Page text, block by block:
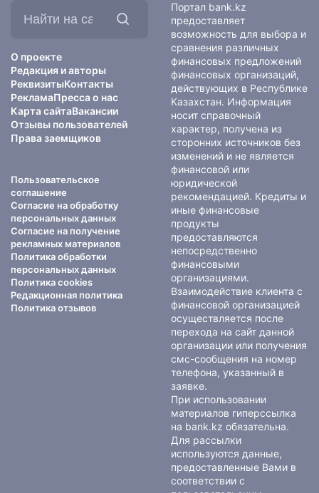
О проекте
Редакция и авторы
РеквизитыКонтакты
РекламаПресса о нас
Карта сайтаВакансии
Отзывы пользователей
Права заемщиков
Пользовательское
соглашение
Согласие на обработку
персональных данных
Согласие на получение
рекламных материалов
Политика обработки
персональных данных
Политика cookies
Редакционная политика
Политика отзывов
Портал bank.kz
предоставляет
возможность для выбора и
сравнения различных
финансовых предложений
финансовых организаций,
действующих в Республике
Казахстан. Информация
носит справочный
характер, получена из
сторонних источников без
изменений и не является
финансовой или
юридической
рекомендацией. Кредиты и
иные финансовые
продукты
предоставляются
непосредственно
финансовыми
организациями.
Взаимодействие клиента с
финансовой организацией
осуществляется после
перехода на сайт данной
организации или получения
смс-сообщения на номер
телефона, указанный в
заявке.
При использовании
материалов гиперссылка
на bank.kz обязательна.
Для рассылки
используются данные,
предоставленные Вами в
соответствии с